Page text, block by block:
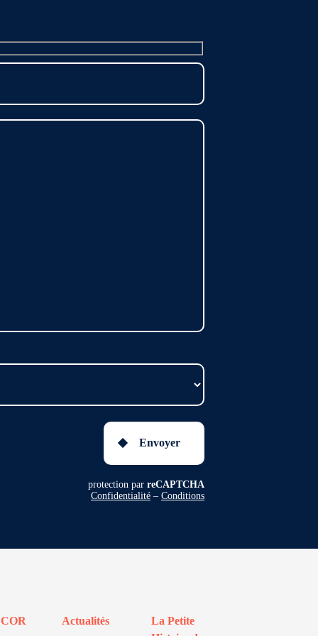
Envoyer
protection par reCAPTCHA
Confidentialité – Conditions
Actualités
La Petite